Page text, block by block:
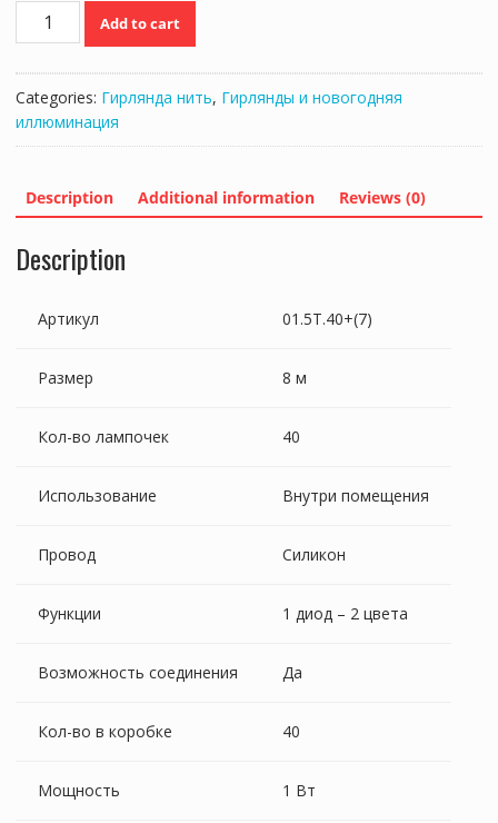
ГИРЛЯНДА
НИТЬ-
40
LED
М
Add to cart
Categories: Гирлянда нить, Гирлянды и новогодняя
иллюминация
Description Additional information Reviews (0)
Description
Артикул 01.5T.40+(7)
Размер 8 м
Кол-во лампочек 40
Использование Внутри помещения
Провод Силикон
Функции 1 диод – 2 цвета
Возможность соединения Да
Кол-во в коробке 40
Мощность 1 Вт